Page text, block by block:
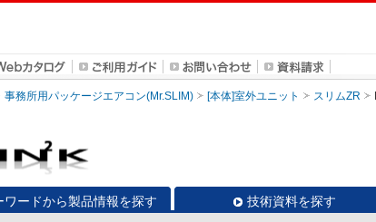
事務所用パッケージエアコン(Mr.SLIM) [本体]室外ユニット スリムZR
ワードから製品情報を探す 技術資料を探す